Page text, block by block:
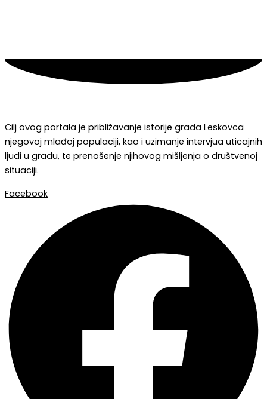
Cilj ovog portala je približavanje istorije grada Leskovca
njegovoj mlađoj populaciji, kao i uzimanje intervjua uticajnih
ljudi u gradu, te prenošenje njihovog mišljenja o društvenoj
situaciji.
Facebook